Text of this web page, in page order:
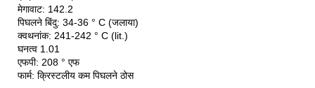
मेगावाट: 142.2
पिघलने बिंदु: 34-36 ° C (जलाया)
क्वथनांक: 241-242 ° C (lit.)
घनत्व 1.01
एफपी: 208 ° एफ
फार्म: क्रिस्टलीय कम पिघलने ठोस